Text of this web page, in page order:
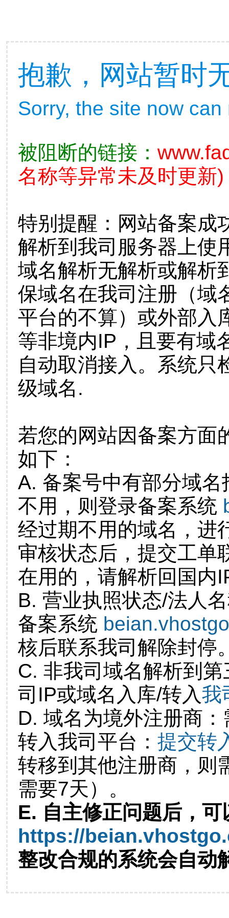
抱歉，网站暂时
Sorry, the site now
被阻断的链接：
名称等异常未及时更新)
特别提醒：网站备案成
解析到我司服务器上使
域名解析无解析或解析
保域名在我司注册（域
平台的不算）或外部入
等非境内IP，且要有域
自动取消接入。系统只
级域名.
若您的网站因备案方面
如下：
A. 备案号中有部分域
不用，则登录备案系统
经过期不用的域名，进
审核状态后，提交工单
在用的，请解析回国内
B. 营业执照状态/法人
备案系统
核后联系我司解除封停
C. 非我司域名解析到
司IP或域名入库/转入我
D. 域名为境外注册商
转入我司平台： 提交转
转移到其他注册商，则
需要7天）。
E. 自主修正问题后，可
https://
整改合规的系统会自动